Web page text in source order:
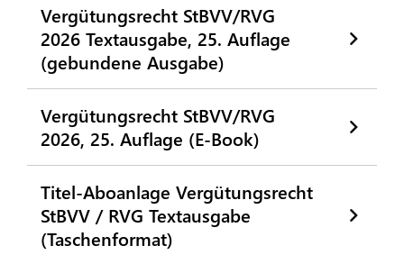
Vergütungsrecht StBVV/RVG
2026 Textausgabe, 25. Auflage
(gebundene Ausgabe)
Vergütungsrecht StBVV/RVG
2026, 25. Auflage (E-Book)
Titel-Aboanlage Vergütungsrecht
StBVV / RVG Textausgabe
(Taschenformat)